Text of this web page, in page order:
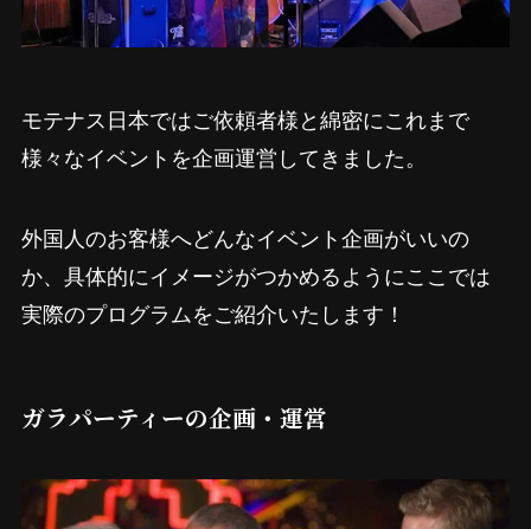
モテナス日本ではご依頼者様と綿密にこれまで
様々なイベントを企画運営してきました。
外国人のお客様へどんなイベント企画がいいの
か、具体的にイメージがつかめるようにここでは
実際のプログラムをご紹介いたします！
ガラパーティーの企画・運営